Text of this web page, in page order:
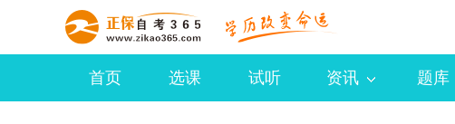
首页 选课 试听 资讯 题库